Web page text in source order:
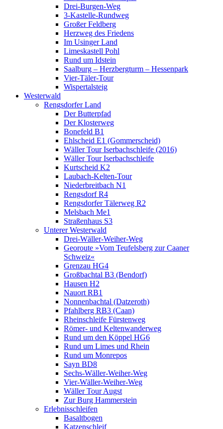
Drei-Burgen-Weg
3-Kastelle-Rundweg
Großer Feldberg
Herzweg des Friedens
Im Usinger Land
Limeskastell Pohl
Rund um Idstein
Saalburg – Herzbergturm – Hessenpark
Vier-Täler-Tour
Wispertalsteig
Westerwald
Rengsdorfer Land
Der Butterpfad
Der Klosterweg
Bonefeld B1
Ehlscheid E1 (Gommerscheid)
Wäller Tour Iserbachschleife (2016)
Wäller Tour Iserbachschleife
Kurtscheid K2
Laubach-Kelten-Tour
Niederbreitbach N1
Rengsdorf R4
Rengsdorfer Tälerweg R2
Melsbach Me1
Straßenhaus S3
Unterer Westerwald
Drei-Wäller-Weiher-Weg
Georoute »Vom Teufelsberg zur Caaner
Schweiz«
Grenzau HG4
Großbachtal B3 (Bendorf)
Hausen H2
Nauort RB1
Nonnenbachtal (Datzeroth)
Pfahlberg RB3 (Caan)
Rheinschleife Fürstenweg
Römer- und Keltenwanderweg
Rund um den Köppel HG6
Rund um Limes und Rhein
Rund um Monrepos
Sayn BD8
Sechs-Wäller-Weiher-Weg
Vier-Wäller-Weiher-Weg
Wäller Tour Augst
Zur Burg Hammerstein
Erlebnisschleifen
Basaltbogen
Katzenschleif